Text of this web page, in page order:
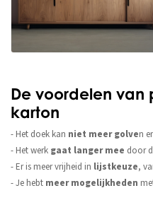
De voordelen van
karton
- Het doek kan niet meer golven
- Het werk gaat langer mee door
- Er is meer vrijheid in lijstkeuze,
- Je hebt meer mogelijkheden